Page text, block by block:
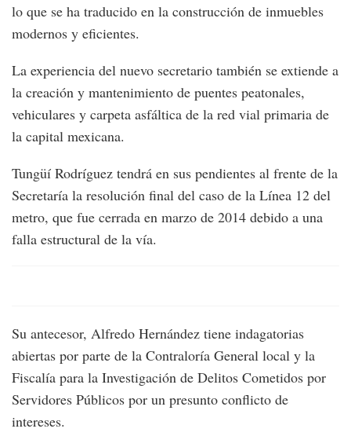
lo que se ha traducido en la construcción de inmuebles
modernos y eficientes.
La experiencia del nuevo secretario también se extiende a
la creación y mantenimiento de puentes peatonales,
vehiculares y carpeta asfáltica de la red vial primaria de
la capital mexicana.
Tungüí Rodríguez tendrá en sus pendientes al frente de la
Secretaría la resolución final del caso de la Línea 12 del
metro, que fue cerrada en marzo de 2014 debido a una
falla estructural de la vía.
Su antecesor, Alfredo Hernández tiene indagatorias
abiertas por parte de la Contraloría General local y la
Fiscalía para la Investigación de Delitos Cometidos por
Servidores Públicos por un presunto conflicto de
intereses.